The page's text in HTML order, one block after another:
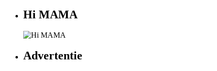
Hi MAMA
Advertentie